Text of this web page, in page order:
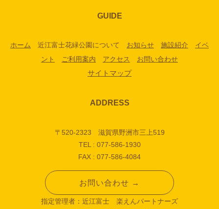
GUIDE
ホーム 近江富士花緑公園について お知らせ 施設紹介
イベ
ント
ご利用案内 アクセス
お問い合わせ
サイトマップ
ADDRESS
〒520-2323 滋賀県野洲市三上519
TEL : 077-586-1930
FAX : 077-586-4084
お問い合わせ →
指定管理者：近江富士 楽えんパートナーズ